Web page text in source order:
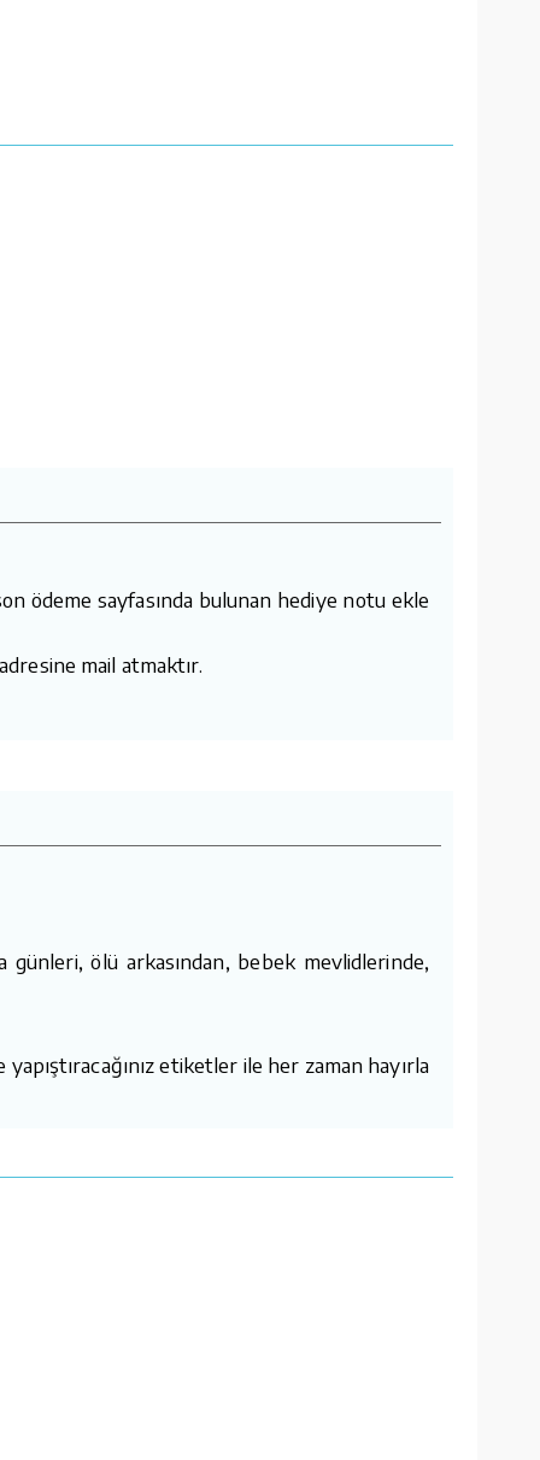
ödeme sayfasında bulunan hediye notu ekle
mail atmaktır.
ölü arkasından, bebek mevlidlerinde,
etiketler ile her zaman hayırla